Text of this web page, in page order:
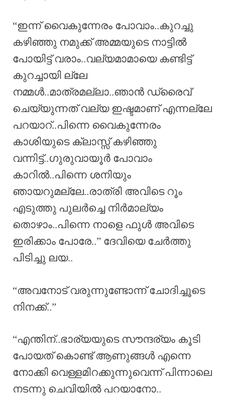
“ഇന്ന് വൈകുന്നേരം പോവാം..കുറച്ചു
കഴിഞ്ഞു നമുക്ക് അമ്മയുടെ നാട്ടിൽ
പോയിട്ട് വരാം..വല്യമാമായെ കണ്ടിട്ട്
കുറച്ചായി ല്ലേ
നമ്മൾ..മാത്രമല്ലാ..ഞാൻ ഡ്രൈവ്
ചെയ്യുന്നത് വല്യ ഇഷ്ടമാണ് എന്നല്ലേ
പറയാറ്..പിന്നെ വൈകുന്നേരം
കാശിയുടെ ക്ലാസ്സ്‌ കഴിഞ്ഞു
വന്നിട്ട്..ഗുരുവായൂർ പോവാം
കാറിൽ..പിന്നെ ശനിയും
ഞായറുമല്ലേ..രാത്രി അവിടെ റൂം
എടുത്തു പുലർച്ചെ നിർമാല്യം
തൊഴാം..പിന്നെ നാളെ ഫുൾ അവിടെ
ഇരിക്കാം പോരേ..” ദേവിയെ ചേർത്തു
പിടിച്ചു ലയ..
“അവനോട് വരുന്നുണ്ടോന്ന് ചോദിച്ചൂടെ
നിനക്ക്..”
“എന്തിന്..ഭാര്യയുടെ സൗന്ദര്യം കൂടി
പോയത് കൊണ്ട് ആണുങ്ങൾ എന്നെ
നോക്കി വെള്ളമിറക്കുന്നുവെന്ന് പിന്നാലെ
നടന്നു ചെവിയിൽ പറയാനോ..